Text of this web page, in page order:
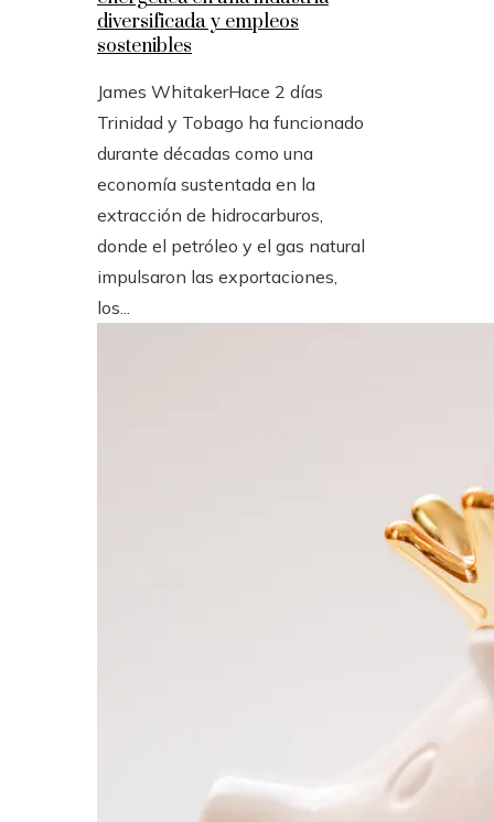
diversificada y empleos
sostenibles
James WhitakerHace 2 días
Trinidad y Tobago ha funcionado
durante décadas como una
economía sustentada en la
extracción de hidrocarburos,
donde el petróleo y el gas natural
impulsaron las exportaciones,
los...